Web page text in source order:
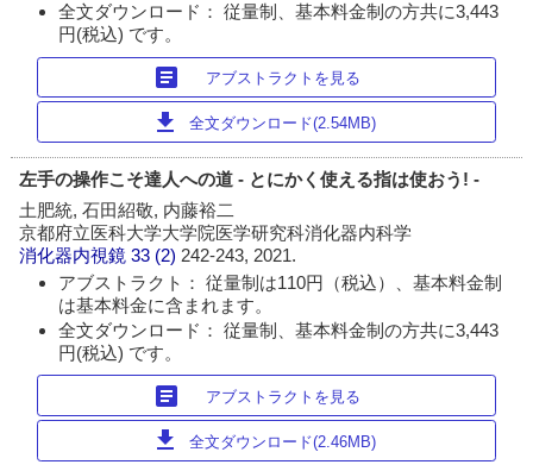
全文ダウンロード： 従量制、基本料金制の方共に3,443
円(税込) です。
article アブストラクトを見る
download 全文ダウンロード(2.54MB)
左手の操作こそ達人への道 - とにかく使える指は使おう! -
土肥統, 石田紹敬, 内藤裕二
京都府立医科大学大学院医学研究科消化器内科学
消化器内視鏡 33 (2)242-243, 2021.
アブストラクト： 従量制は110円（税込）、基本料金制
は基本料金に含まれます。
全文ダウンロード： 従量制、基本料金制の方共に3,443
円(税込) です。
article アブストラクトを見る
download 全文ダウンロード(2.46MB)